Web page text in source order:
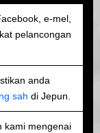
e-mel,
pelancongan
anda
sah di Jepun.
kami mengenai